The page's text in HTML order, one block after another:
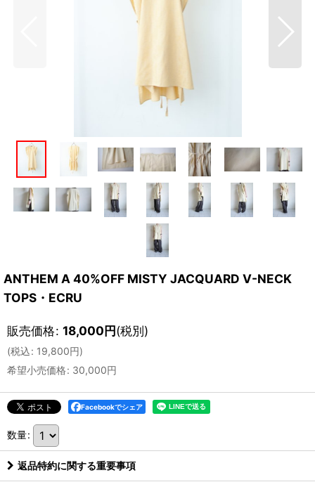
ANTHEM A 40%OFF MISTY JACQUARD V-NECK
TOPS・ECRU
販売価格: 18,000円(税別)
(税込: 19,800円)
希望小売価格: 30,000円
Facebookでシェア
数量:
返品特約に関する重要事項